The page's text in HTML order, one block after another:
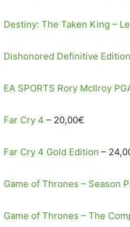
Destiny: The Taken King –
Dishonored Definitive Edition
EA SPORTS Rory McIlroy
Far Cry 4 – 20,00€
Far Cry 4 Gold Edition –
Game of Thrones – Season
Game of Thrones – The